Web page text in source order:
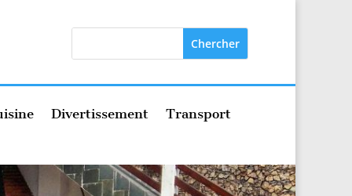
Divertissement Transport